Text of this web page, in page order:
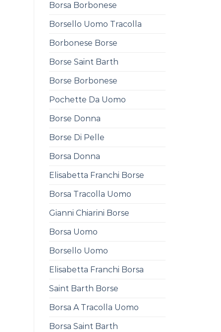
Borsa Borbonese
Borsello Uomo Tracolla
Borbonese Borse
Borse Saint Barth
Borse Borbonese
Pochette Da Uomo
Borse Donna
Borse Di Pelle
Borsa Donna
Elisabetta Franchi Borse
Borsa Tracolla Uomo
Gianni Chiarini Borse
Borsa Uomo
Borsello Uomo
Elisabetta Franchi Borsa
Saint Barth Borse
Borsa A Tracolla Uomo
Borsa Saint Barth